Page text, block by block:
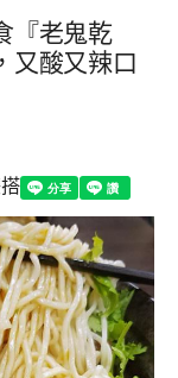
『老鬼乾
又酸又辣口